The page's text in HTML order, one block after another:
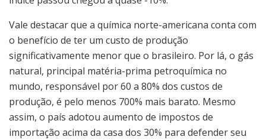
Vale destacar que a química norte-americana conta com
o benefício de ter um custo de produção
significativamente menor que o brasileiro. Por lá, o gás
natural, principal matéria-prima petroquímica no
mundo, responsável por 60 a 80% dos custos de
produção, é pelo menos 700% mais barato. Mesmo
assim, o país adotou aumento de impostos de
importação acima da casa dos 30% para defender seu